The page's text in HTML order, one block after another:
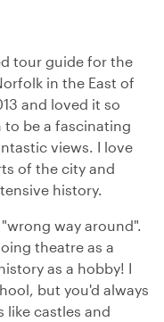
tour guide for the
in the East of
and loved it so
to be a fascinating
views. I love
of the city and
history.
way around".
theatre as a
as a hobby! I
but you'd always
like castles and